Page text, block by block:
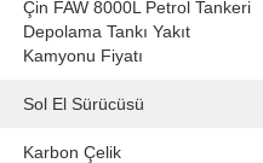
Çin FAW 8000L Petrol Tankeri
Depolama Tankı Yakıt
Kamyonu Fiyatı
Sol El Sürücüsü
Karbon Çelik